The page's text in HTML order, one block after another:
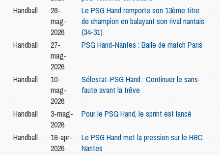
Handball
28-
mag-
2026
Le PSG Hand remporte son 13ème titre
de champion en balayant son rival nantais
(34-31)
Handball
27-
mag-
2026
PSG Hand-Nantes : Balle de match Paris
Handball
10-
mag-
2026
Sélestat-PSG Hand : Continuer le sans-
faute avant la trêve
Handball
3-mag-
2026
Pour le PSG Hand, le sprint est lancé
Handball
19-apr-
2026
Le PSG Hand met la pression sur le HBC
Nantes